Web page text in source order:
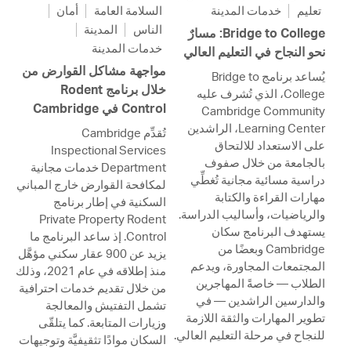
السلامة العامة
أمان
الناس
المدينة
خدمات المدينة
مواجهة مشاكل القوارض من
خلال برنامج Rodent
Control في Cambridge
تُقدِّم Cambridge
Inspectional Services
Department خدمات مجانية
لمكافحة القوارض خارج المباني
السكنية في إطار برنامج
Private Property Rodent
Control. إذ ساعد البرنامج ما
يزيد عن 900 عقار سكني مؤهَّل
منذ إطلاقه في عام 2021، وذلك
من خلال تقديم خدمات احترافية
تشمل التفتيش والمعالجة
وزيارات المتابعة. كما يتلقّى
السكان موادًا تثقيفيَّة وتوجيهات
تعليم
خدمات المدينة
Bridge to College: مسارٌ
نحو النجاح في التعليم العالي
يُساعد برنامج Bridge to
College، الذي تُشرف عليه
Cambridge Community
Learning Center، الراشدين
على الاستعداد للالتحاق
بالجامعة من خلال صفوف
دراسية مسائية مجانية تُغطِّي
مهارات القراءة والكتابة
والرياضيات، وأساليب الدراسة.
يستهدف البرنامج سكان
Cambridge وبعضًا من
المجتمعات المجاورة، ويدعم
الطلاب — خاصةً المهاجرين
والدارسين الراشدين — في
تطوير المهارات والثقة اللازمة
للنجاح في مرحلة التعليم العالي.